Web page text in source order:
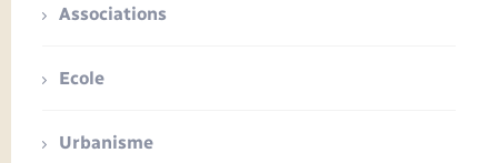
Associations
Ecole
Urbanisme